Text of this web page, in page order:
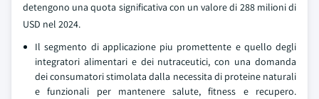
detengono una quota significativa con un valore di 288 milioni di
USD nel 2024.
Il segmento di applicazione piu promettente e quello degli
integratori alimentari e dei nutraceutici, con una domanda
dei consumatori stimolata dalla necessita di proteine naturali
e funzionali per mantenere salute, fitness e recupero.